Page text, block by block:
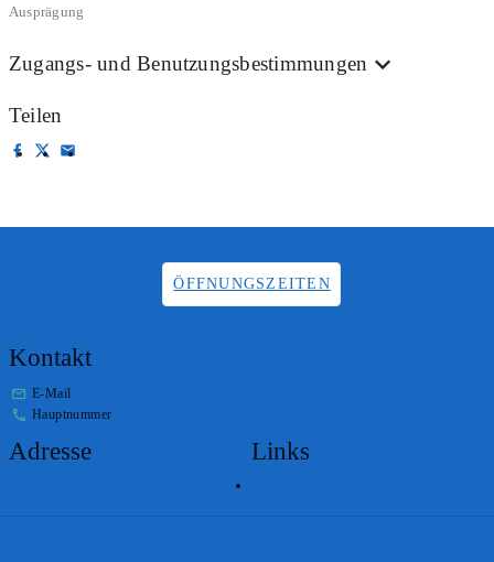
Ausprägung
Zugangs- und Benutzungsbestimmungen
Teilen
ÖFFNUNGSZEITEN
Kontakt
E-Mail
Hauptnummer
Adresse Links